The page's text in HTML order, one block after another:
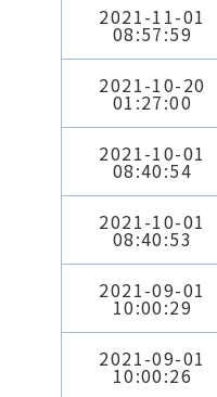
2021-11-01
08:57:59
2021-10-20
01:27:00
2021-10-01
08:40:54
2021-10-01
08:40:53
2021-09-01
10:00:29
2021-09-01
10:00:26